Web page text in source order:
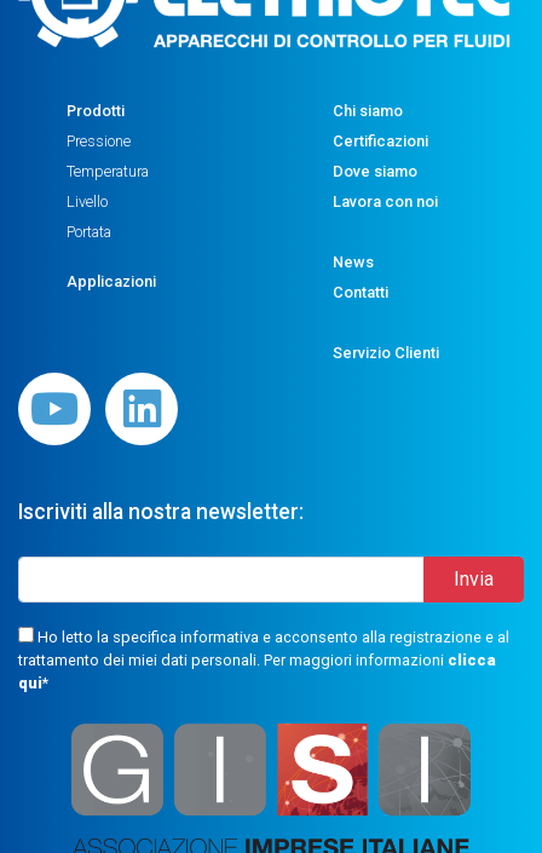
Prodotti
Pressione
Temperatura
Livello
Portata
Applicazioni
Chi siamo
Certificazioni
Dove siamo
Lavora con noi
News
Contatti
Servizio Clienti
Iscriviti alla nostra newsletter:
Ho letto la specifica informativa e acconsento alla registrazione e al
trattamento dei miei dati personali. Per maggiori informazioni clicca
qui*